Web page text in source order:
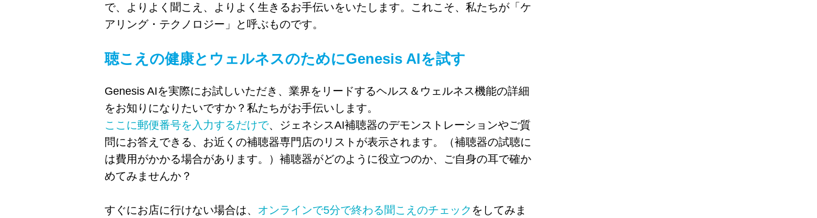
で、よりよく聞こえ、よりよく生きるお手伝いをいたします。これこそ、私たちが「ケ
アリング・テクノロジー」と呼ぶものです。
聴こえの健康とウェルネスのためにGenesis AIを試す
Genesis AIを実際にお試しいただき、業界をリードするヘルス＆ウェルネス機能の詳細
をお知りになりたいですか？私たちがお手伝いします。
ここに郵便番号を入力するだけで、 ジェネシスAI補聴器のデモンストレーションやご質
問にお答えできる、お近くの補聴器専門店のリストが表示されます。
（補聴器の試聴に
は費用がかかる場合があります。）補聴器がどのように役立つのか、ご自身の耳で確か
めてみませんか？
すぐにお店に行けない場合は、 オンラインで5分で終わる聞こえのチェック をしてみま